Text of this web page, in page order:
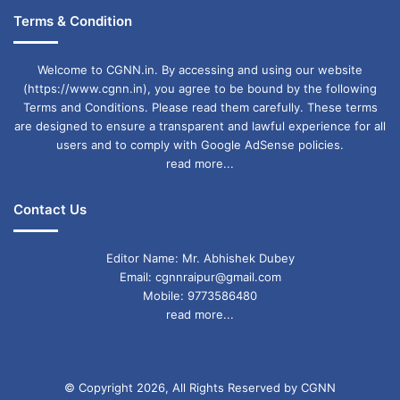
वाला है। यदि आप अपने धन के निवेश को लेकर कोई प्लान
बना रहे हैं तो आप अभी कुछ समय रुक जाएं। आपको किसी
डील को फाइनल करने का मौका मिलेगा। आपका डूबा हुआ
परेशान थे, तो उन्हें आप किसी दूसरे के भरोसे ना छोड़ें।
साथ आप किसी मनोरंजन के कार्यक्रम में सम्मिलित हो सकते
Terms & Condition
Welcome to CGNN.in. By accessing and using our website
(https://www.cgnn.in), you agree to be bound by the following
Terms and Conditions. Please read them carefully. These terms
are designed to ensure a transparent and lawful experience for all
users and to comply with Google AdSense policies.
read more...
Contact Us
Editor Name: Mr. Abhishek Dubey
Email: cgnnraipur@gmail.com
Mobile: 9773586480
read more...
© Copyright 2026, All Rights Reserved by CGNN